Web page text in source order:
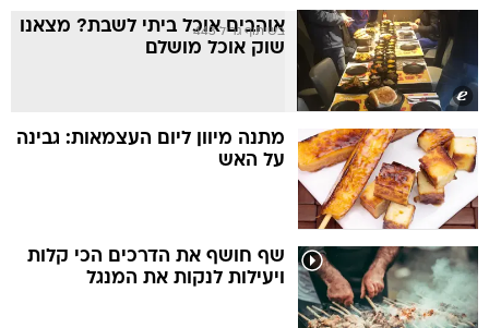
אוהבים אוכל ביתי לשבת? מצאנו
שוק אוכל מושלם
בשיתוף גריל 443
מתנה מיוון ליום העצמאות: גבינה
על האש
שף חושף את הדרכים הכי קלות
ויעילות לנקות את המנגל